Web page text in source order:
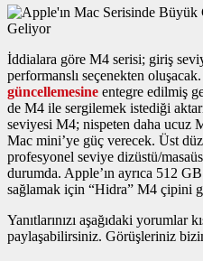
İddialara göre M4 serisi; giriş
performanslı seçenekten oluşacak.
güncellemesine entegre edilmiş
de M4 ile sergilemek istediği
seviyesi M4; nispeten daha
Mac mini’ye güç verecek. Üst
profesyonel seviye dizüstü/
durumda. Apple’ın ayrıca 512
sağlamak için “Hidra” M4 çipini
Yanıtlarınızı aşağıdaki yorumlar
paylaşabilirsiniz. Görüşleriniz